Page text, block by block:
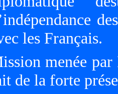
les Français.
menée
de la forte